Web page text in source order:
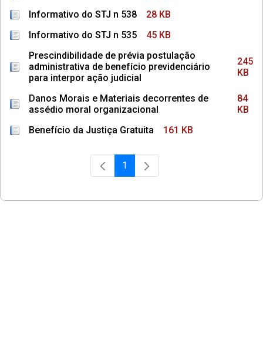
Informativo do STJ n 538
28 KB
Informativo do STJ n 535
45 KB
Prescindibilidade de prévia postulação
administrativa de benefício previdenciário
para interpor ação judicial
245
KB
Danos Morais e Materiais decorrentes de
assédio moral organizacional
84
KB
Benefício da Justiça Gratuita
161 KB
Página
1